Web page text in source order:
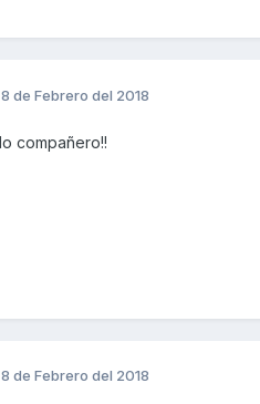
8 de Febrero del 2018
compañero!!
8 de Febrero del 2018